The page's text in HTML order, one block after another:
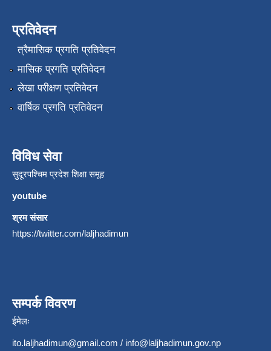
प्रतिवेदन
त्रैमासिक प्रगति प्रतिवेदन
मासिक प्रगति प्रतिवेदन
लेखा परीक्षण प्रतिवेदन
वार्षिक प्रगति प्रतिवेदन
विविध सेवा
सुदूरपश्चिम प्रदेश शिक्षा समूह
youtube
श्रम संसार
https://twitter.com/laljhadimun
सम्पर्क विवरण
ईमेलः
ito.laljhadimun@gmail.com / info@laljhadimun.gov.np